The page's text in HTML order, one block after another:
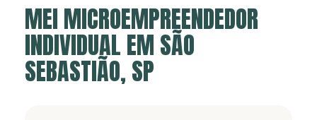
MEI MICROEMPREENDEDOR
INDIVIDUAL EM SÃO
SEBASTIÃO, SP